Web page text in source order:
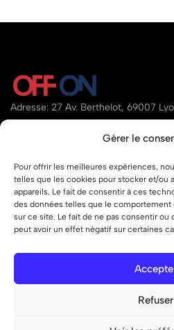
Gérer le
Pour offrir les meilleures expériences,
telles que les cookies pour stocker et/ou
appareils. Le fait de consentir à ces
des données telles que le comportement
sur ce site. Le fait de ne pas consentir
peut avoir un effet négatif sur certaines
Refuser
Adresse: 27 Av. Berthelot, 69007
07.80.34.95.97
Aide
Liens